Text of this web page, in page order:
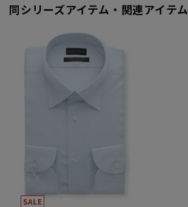
同シリーズアイテム・関連アイテム